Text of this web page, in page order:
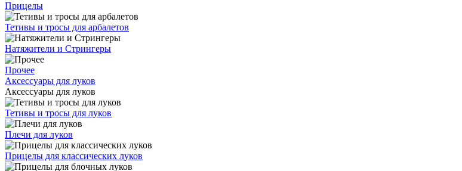
Прицелы
Тетивы и тросы для арбалетов
Натяжители и Стрингеры
Прочее
Аксессуары для луков
Аксессуары для луков
Тетивы и тросы для луков
Плечи для луков
Прицелы для классических луков